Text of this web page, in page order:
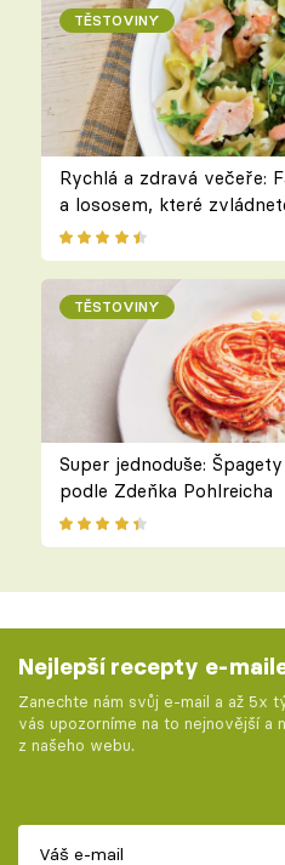
TĚSTOVINY
Rychlá a zdravá večeře:
a lososem, které
TĚSTOVINY
Super jednoduše:
podle Zdeňka Pohlreicha
Nejlepší recepty e-
Zanechte nám svůj e-mail a až 5x
vás upozorníme na to nejnovější a
z našeho webu.